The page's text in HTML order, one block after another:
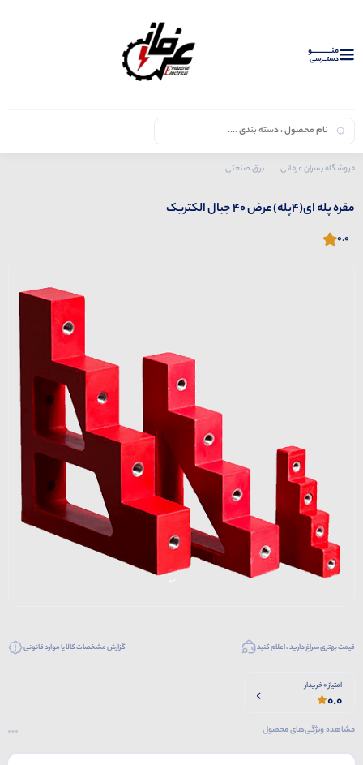
منــــــــــــو
دستــرسی
فروشگاه پسران عرفانی برق صنعتی
مقره پله ای(4پله) عرض 40 جبال الکتریک
0.0
قیمت بهتری سراغ دارید ، اعلام کنید گزارش مشخصات کالا یا موارد قانونی
امتیاز 0 خریدار
0.0
مشاهده ویژگی‌های محصول